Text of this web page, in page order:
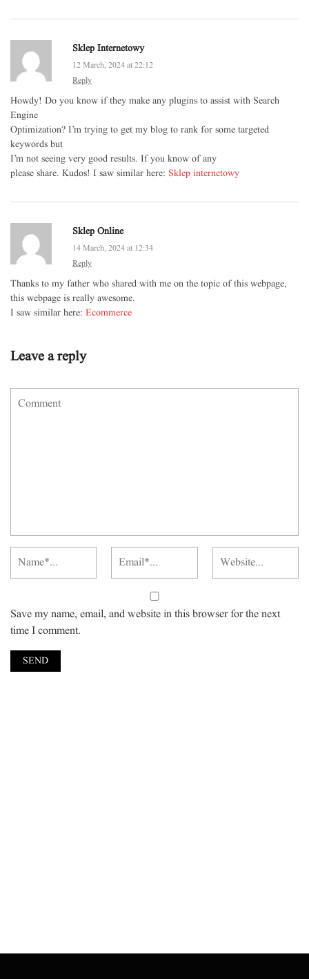
Sklep Internetowy
12 March, 2024 at 22:12
Reply
Howdy! Do you know if they make any plugins to assist with Search
Engine
Optimization? I’m trying to get my blog to rank for some targeted
keywords but
I’m not seeing very good results. If you know of any
please share. Kudos! I saw similar here: Sklep internetowy
Sklep Online
14 March, 2024 at 12:34
Reply
Thanks to my father who shared with me on the topic of this webpage,
this webpage is really awesome.
I saw similar here: Ecommerce
Leave a reply
Save my name, email, and website in this browser for the next
time I comment.